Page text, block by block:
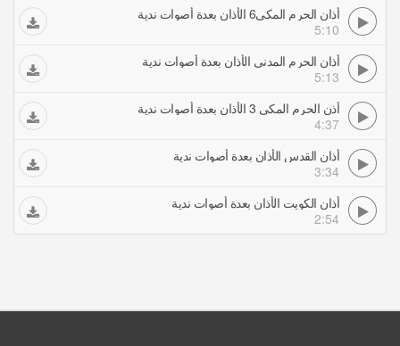
أذان الحرم المكي6 الأذان بعدة أصوات ندية
5:10
أذان الحرم المدني الأذان بعدة أصوات ندية
5:13
أذن الحرم المكي 3 الأذان بعدة أصوات ندية
4:37
أذان القدس الأذان بعدة أصوات ندية
3:34
أذان الكويت الأذان بعدة أصوات ندية
2:54